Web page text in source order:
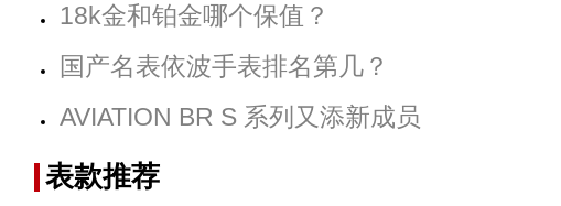
18k金和铂金哪个保值？
国产名表依波手表排名第几？
AVIATION BR S 系列又添新成员
表款推荐